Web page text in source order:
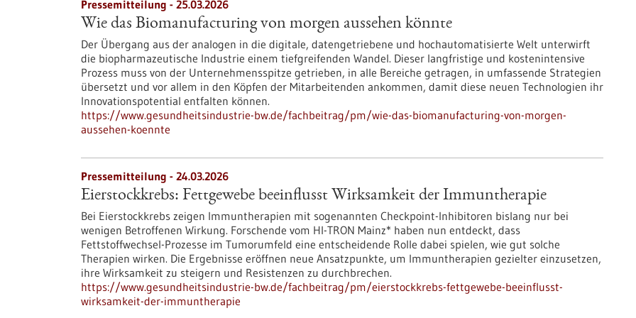
Pressemitteilung - 25.03.2026
Wie das Biomanufacturing von morgen aussehen könnte
Der Übergang aus der analogen in die digitale, datengetriebene und hochautomatisierte Welt unterwirft
die biopharmazeutische Industrie einem tiefgreifenden Wandel. Dieser langfristige und kostenintensive
Prozess muss von der Unternehmensspitze getrieben, in alle Bereiche getragen, in umfassende Strategien
übersetzt und vor allem in den Köpfen der Mitarbeitenden ankommen, damit diese neuen Technologien ihr
Innovationspotential entfalten können.
https://www.gesundheitsindustrie-bw.de/fachbeitrag/pm/wie-das-biomanufacturing-von-morgen-
aussehen-koennte
Pressemitteilung - 24.03.2026
Eierstockkrebs: Fettgewebe beeinflusst Wirksamkeit der Immuntherapie
Bei Eierstockkrebs zeigen Immuntherapien mit sogenannten Checkpoint-Inhibitoren bislang nur bei
wenigen Betroffenen Wirkung. Forschende vom HI-TRON Mainz* haben nun entdeckt, dass
Fettstoffwechsel-Prozesse im Tumorumfeld eine entscheidende Rolle dabei spielen, wie gut solche
Therapien wirken. Die Ergebnisse eröffnen neue Ansatzpunkte, um Immuntherapien gezielter einzusetzen,
ihre Wirksamkeit zu steigern und Resistenzen zu durchbrechen.
https://www.gesundheitsindustrie-bw.de/fachbeitrag/pm/eierstockkrebs-fettgewebe-beeinflusst-
wirksamkeit-der-immuntherapie